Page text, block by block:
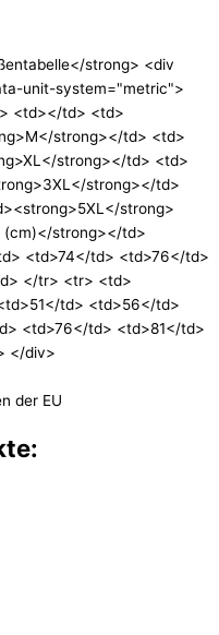
strong> <div
unit-system="metric">
<td></td> <td>
strong></td> <td>
strong></td> <td>
strong></td>
strong>
strong></td>
<td>74</td> <td>76</td>
</tr> <tr> <td>
td> <td>56</td>
<td>76</td> <td>81</td>
</div>
der EU